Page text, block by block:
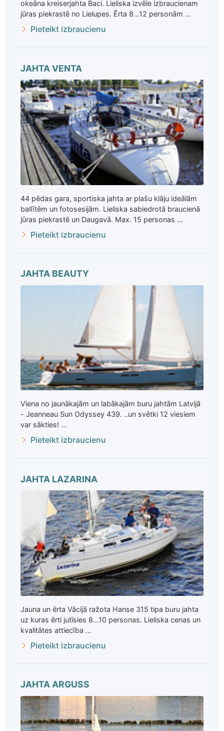
okeāna kreiserjahta Baci. Lieliska izvēle izbraucienam
jūras piekrastē no Lielupes. Ērta 8...12 personām ...
Pieteikt izbraucienu
JAHTA VENTA
44 pēdas gara, sportiska jahta ar plašu klāju ideālām
ballītēm un fotosesijām. Lieliska sabiedrotā braucienā
jūras piekrastē un Daugavā. Max. 15 personas ...
Pieteikt izbraucienu
JAHTA BEAUTY
Viena no jaunākajām un labākajām buru jahtām Latvijā
- Jeanneau Sun Odyssey 439. ..un svētki 12 viesiem
var sākties! ...
Pieteikt izbraucienu
JAHTA LAZARINA
Jauna un ērta Vācijā ražota Hanse 315 tipa buru jahta
uz kuras ērti jutīsies 8...10 personas. Lieliska cenas un
kvalitātes attiecība ...
Pieteikt izbraucienu
JAHTA ARGUSS